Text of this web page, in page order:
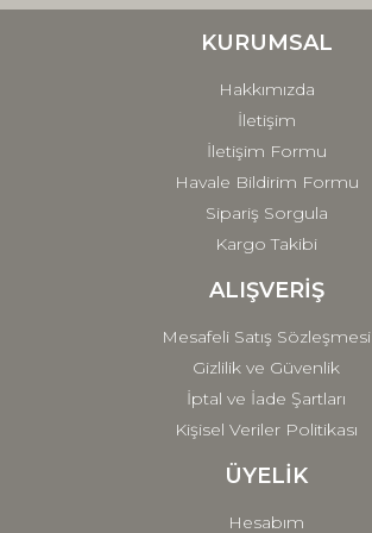
Ürün fiyatı diğer sitelerden daha pahalı.
Gönder
KURUMSAL
Hakkımızda
İletişim
İletişim Formu
Havale Bildirim Formu
Sipariş Sorgula
Kargo Takibi
ALIŞVERİŞ
Mesafeli Satış Sözleşmesi
Gizlilik ve Güvenlik
İptal ve İade Şartları
Kişisel Veriler Politikası
ÜYELİK
Hesabım